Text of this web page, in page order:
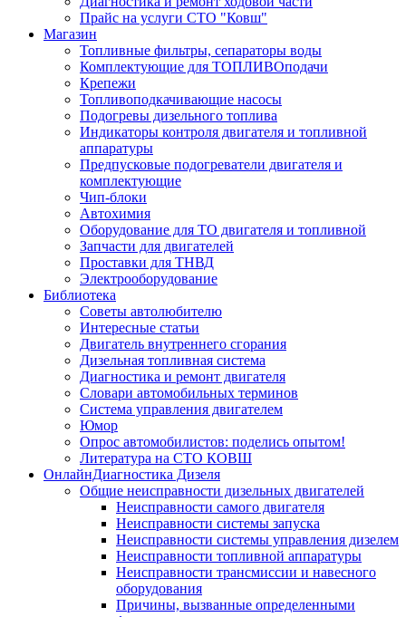
Прайс на услуги СТО "Ковш"
Магазин
Топливные фильтры, сепараторы воды
Комплектующие для ТОПЛИВОподачи
Крепежи
Топливоподкачивающие насосы
Подогревы дизельного топлива
Индикаторы контроля двигателя и топливной
аппаратуры
Предпусковые подогреватели двигателя и
комплектующие
Чип-блоки
Автохимия
Оборудование для ТО двигателя и топливной
Запчасти для двигателей
Проставки для ТНВД
Электрооборудование
Библиотека
Советы автолюбителю
Интересные статьи
Двигатель внутреннего сгорания
Дизельная топливная система
Диагностика и ремонт двигателя
Словари автомобильных терминов
Система управления двигателем
Юмор
Опрос автомобилистов: поделись опытом!
Литература на СТО КОВШ
ОнлайнДиагностика Дизеля
Общие неисправности дизельных двигателей
Неисправности самого двигателя
Неисправности системы запуска
Неисправности системы управления дизелем
Неисправности топливной аппаратуры
Неисправности трансмиссии и навесного
оборудования
Причины, вызванные определенными